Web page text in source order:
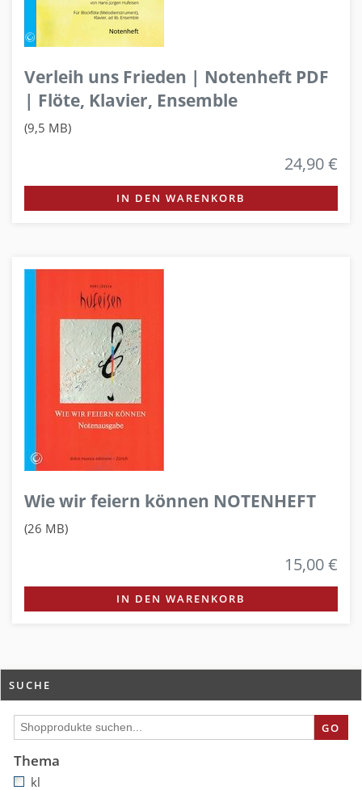
Verleih uns Frieden | Notenheft PDF
| Flöte, Klavier, Ensemble
(9,5 MB)
24,90 €
IN DEN WARENKORB
Wie wir feiern können NOTENHEFT
(26 MB)
15,00 €
IN DEN WARENKORB
SUCHE
GO
Thema
kl